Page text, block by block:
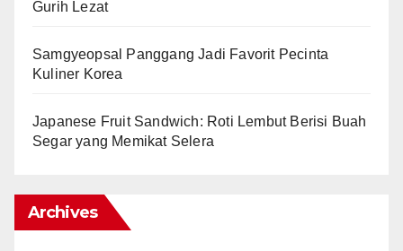
Gurih Lezat
Samgyeopsal Panggang Jadi Favorit Pecinta
Kuliner Korea
Japanese Fruit Sandwich: Roti Lembut Berisi Buah
Segar yang Memikat Selera
Archives